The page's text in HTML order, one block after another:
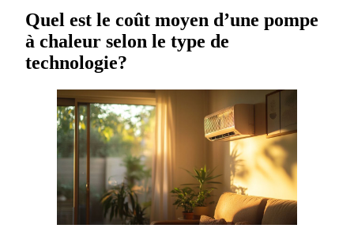
Quel est le coût moyen d’une pompe
à chaleur selon le type de
technologie?